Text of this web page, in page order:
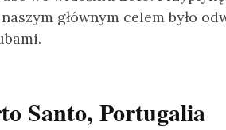
naszym głównym celem było
Santo, Portugalia